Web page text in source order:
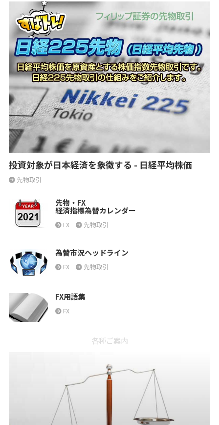
投資対象が日本経済を象徴する - 日経平均株価
先物取引
先物・FX
経済指標為替カレンダー
FX 先物取引
為替市況ヘッドライン
FX 先物取引
FX用語集
FX
各種ご案内